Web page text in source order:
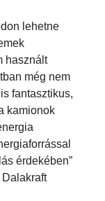
lehetne
használt
még nem
fantasztikus,
kamionok
érdekében”